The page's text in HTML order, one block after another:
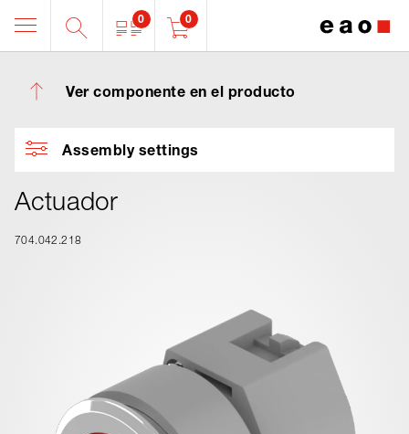
0 0
Ver componente en el producto
Assembly settings
Actuador
704.042.218